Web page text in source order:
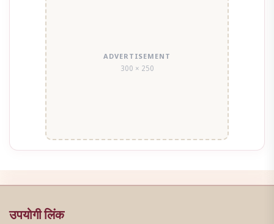
ADVERTISEMENT
300 × 250
उपयोगी लिंक